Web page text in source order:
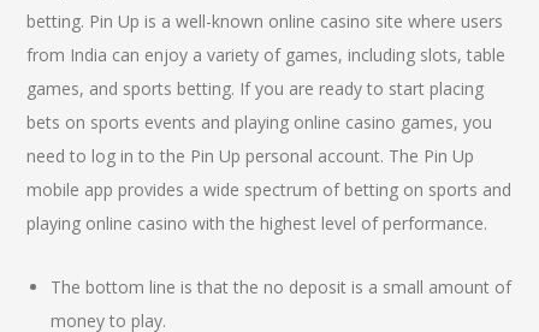
betting. Pin Up is a well-known online casino site where users
from India can enjoy a variety of games, including slots, table
games, and sports betting. If you are ready to start placing
bets on sports events and playing online casino games, you
need to log in to the Pin Up personal account. The Pin Up
mobile app provides a wide spectrum of betting on sports and
playing online casino with the highest level of performance.
The bottom line is that the no deposit is a small amount of
money to play.